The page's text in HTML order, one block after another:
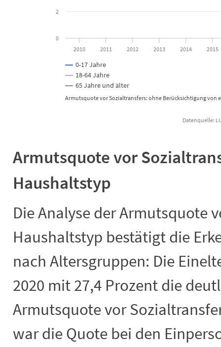
Armutsquote vor Sozialtransfers: ohne Berücksichtigung
0-17 Jahre
18-64 Jahre
65 Jahre und älter
2010 2011 2012 2013 2014 2015
0
2
Armutsquote vor
Haushaltstyp
Die Analyse der Armutsquote
Haushaltstyp bestätigt die
nach Altersgruppen: Die
2020 mit 27,4 Prozent die
Armutsquote vor
war die Quote bei den